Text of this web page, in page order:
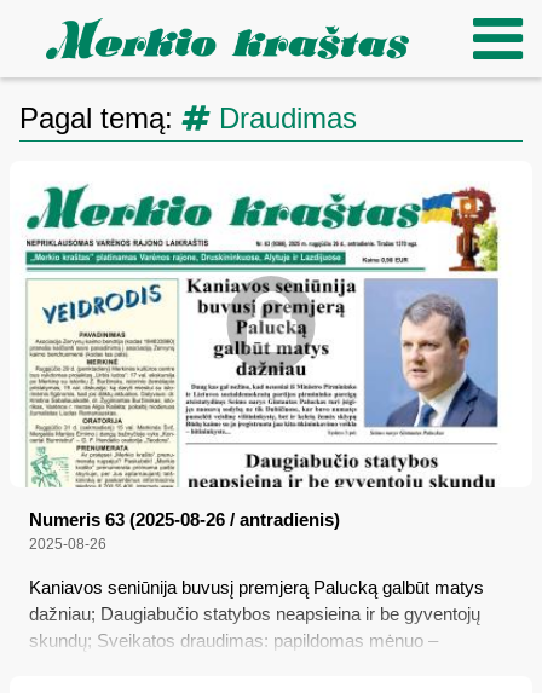
Pagal temą: Draudimas
Numeris 63 (2025-08-26 / antradienis)
2025-08-26
Kaniavos seniūnija buvusį premjerą Palucką galbūt matys
dažniau; Daugiabučio statybos neapsieina ir be gyventojų
skundų; Sveikatos draudimas: papildomas mėnuo –